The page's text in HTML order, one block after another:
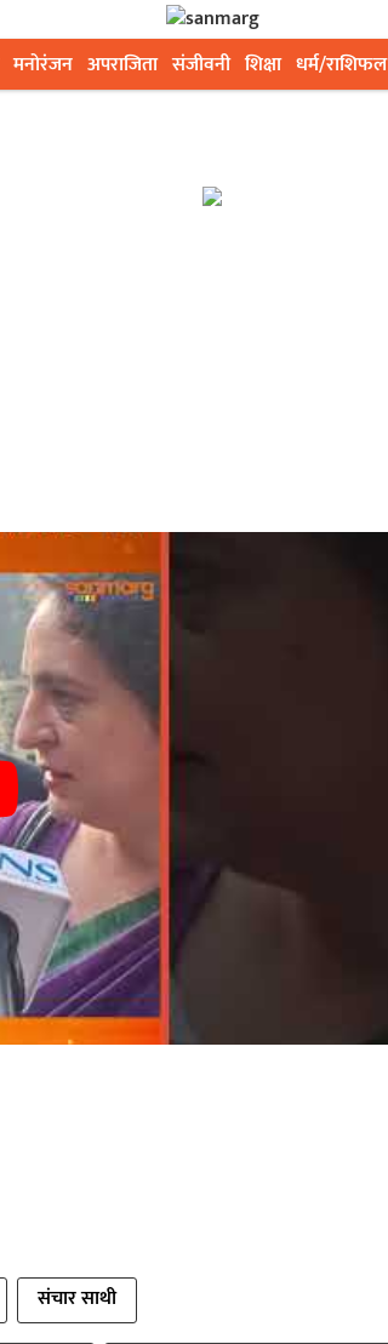
मनोरंजन अपराजिता संजीवनी शिक्षा धर्म/राशिफल
संचार साथी